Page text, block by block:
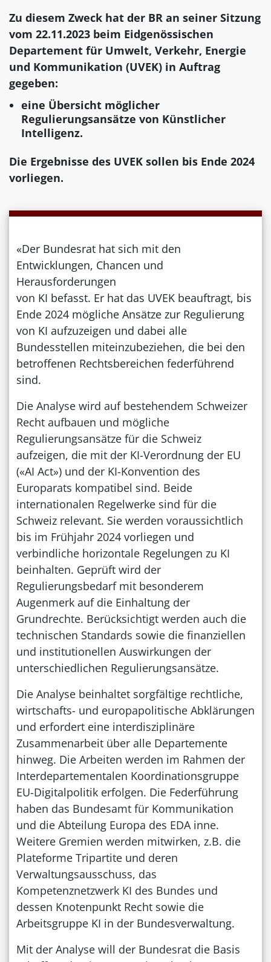
Zu diesem Zweck hat der BR an seiner Sitzung
vom 22.11.2023 beim Eidgenössischen
Departement für Umwelt, Verkehr, Energie
und Kommunikation (UVEK) in Auftrag
gegeben:
eine Übersicht möglicher
Regulierungsansätze von Künstlicher
Intelligenz.
Die Ergebnisse des UVEK sollen bis Ende 2024
vorliegen.
«Der Bundesrat hat sich mit den
Entwicklungen, Chancen und
Herausforderungen
von KI befasst. Er hat das UVEK beauftragt, bis
Ende 2024 mögliche Ansätze zur Regulierung
von KI aufzuzeigen und dabei alle
Bundesstellen miteinzubeziehen, die bei den
betroffenen Rechtsbereichen federführend
sind.
Die Analyse wird auf bestehendem Schweizer
Recht aufbauen und mögliche
Regulierungsansätze für die Schweiz
aufzeigen, die mit der KI-Verordnung der EU
(«AI Act») und der KI-Konvention des
Europarats kompatibel sind. Beide
internationalen Regelwerke sind für die
Schweiz relevant. Sie werden voraussichtlich
bis im Frühjahr 2024 vorliegen und
verbindliche horizontale Regelungen zu KI
beinhalten. Geprüft wird der
Regulierungsbedarf mit besonderem
Augenmerk auf die Einhaltung der
Grundrechte. Berücksichtigt werden auch die
technischen Standards sowie die finanziellen
und institutionellen Auswirkungen der
unterschiedlichen Regulierungsansätze.
Die Analyse beinhaltet sorgfältige rechtliche,
wirtschafts- und europapolitische Abklärungen
und erfordert eine interdisziplinäre
Zusammenarbeit über alle Departemente
hinweg. Die Arbeiten werden im Rahmen der
Interdepartementalen Koordinationsgruppe
EU-Digitalpolitik erfolgen. Die Federführung
haben das Bundesamt für Kommunikation
und die Abteilung Europa des EDA inne.
Weitere Gremien werden mitwirken, z.B. die
Plateforme Tripartite und deren
Verwaltungsausschuss, das
Kompetenznetzwerk KI des Bundes und
dessen Knotenpunkt Recht sowie die
Arbeitsgruppe KI in der Bundesverwaltung.
Mit der Analyse will der Bundesrat die Basis